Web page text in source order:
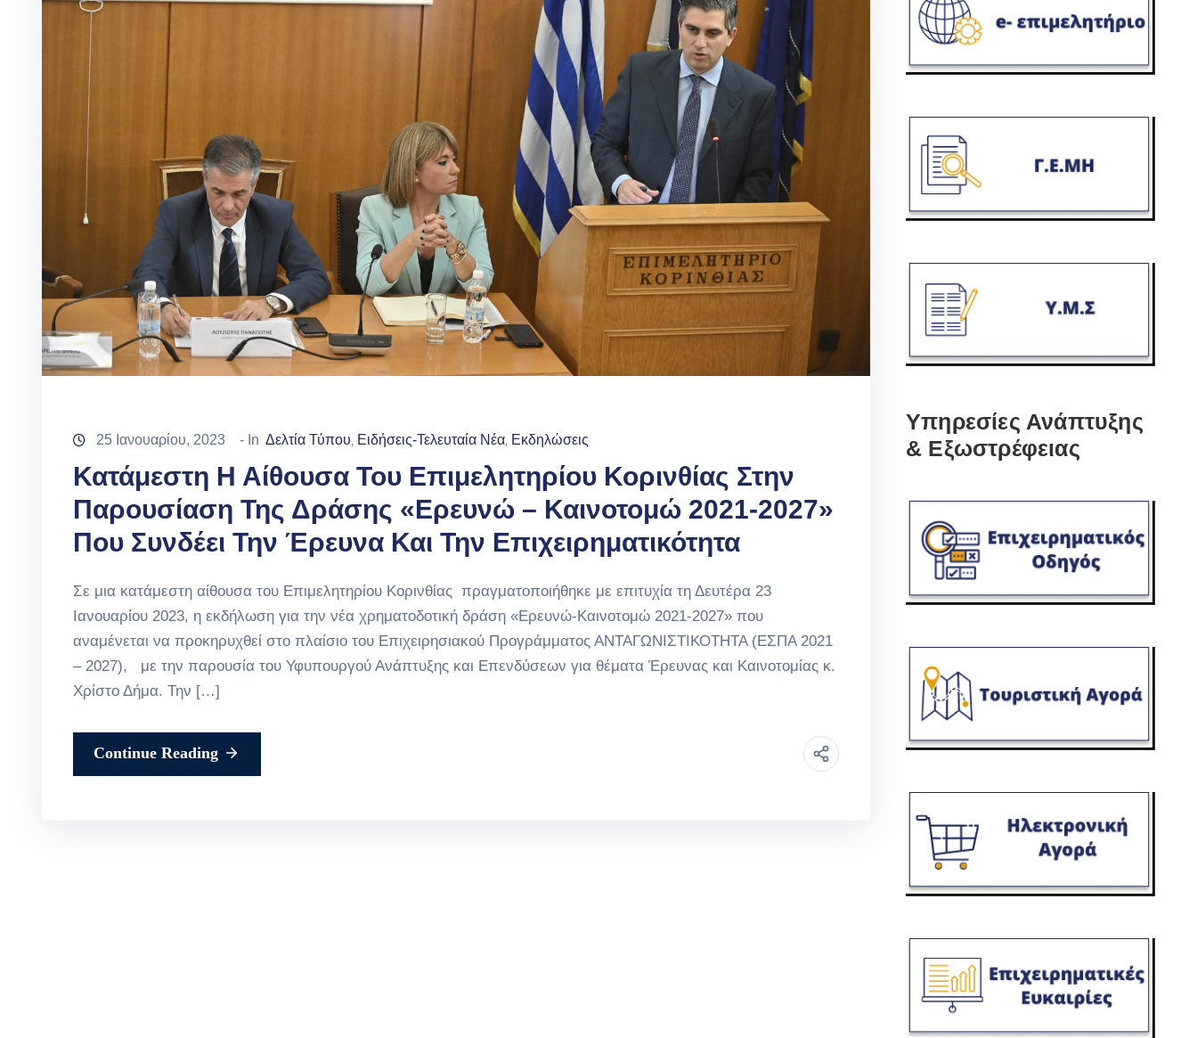
25 Ιανουαρίου, 2023 - In Δελτία Τύπου Ειδήσεις-Τελευταία Νέα Εκδηλώσεις
Κατάμεστη Η Αίθουσα Του Επιμελητηρίου Κορινθίας Στην
Παρουσίαση Της Δράσης «Ερευνώ – Καινοτομώ 2021-2027»
Που Συνδέει Την Έρευνα Και Την Επιχειρηματικότητα
Σε μια κατάμεστη αίθουσα του Επιμελητηρίου Κορινθίας πραγματοποιήθηκε με επιτυχία τη Δευτέρα 23
Ιανουαρίου 2023, η εκδήλωση για την νέα χρηματοδοτική δράση «Ερευνώ-Καινοτομώ 2021-2027» που
αναμένεται να προκηρυχθεί στο πλαίσιο του Επιχειρησιακού Προγράμματος ΑΝΤΑΓΩΝΙΣΤΙΚΟΤΗΤΑ (ΕΣΠΑ 2021
– 2027), με την παρουσία του Υφυπουργού Ανάπτυξης και Επενδύσεων για θέματα Έρευνας και Καινοτομίας κ.
Χρίστο Δήμα. Την […]
Continue Reading
Υπηρεσίες Ανάπτυξης
& Εξωστρέφειας